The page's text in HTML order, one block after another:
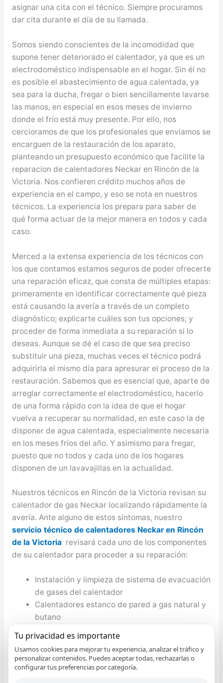
asignar una cita con el técnico. Siempre procuramos
dar cita durante el día de su llamada.
Somos siendo conscientes de la incomodidad que
supone tener deteriorado el calentador, ya que es un
electrodoméstico indispensable en el hogar. Sin él no
es posible el abastecimiento de agua calentada, ya
sea para la ducha, fregar o bien sencillamente lavarse
las manos, en especial en esos meses de invierno
donde el frío está muy presente. Por ello, nos
cercioramos de que los profesionales que enviamos se
encarguen de la restauración de los aparato,
planteando un presupuesto económico que facilite la
reparacion de calentadores Neckar en Rincón de la
Victoria. Nos confieren crédito muchos años de
experiencia en el campo, y eso se nota en nuestros
técnicos. La experiencia los prepara para saber de
qué forma actuar de la mejor manera en todos y cada
caso.
Merced a la extensa experiencia de los técnicos con
los que contamos estamos seguros de poder ofrecerte
una reparación eficaz, que consta de múltiples etapas:
primeramente en identificar correctamente qué pieza
está causando la avería a través de un completo
diagnóstico; explicarte cuáles son tus opciones; y
proceder de forma inmediata a su reparación si lo
deseas. Aunque se dé el caso de que sea preciso
substituir una pieza, muchas veces el técnico podrá
adquirirla el mismo día para apresurar el proceso de la
restauración. Sabemos que es esencial que, aparte de
arreglar correctamente el electrodoméstico, hacerlo
de una forma rápido con la idea de que el hogar
vuelva a recuperar su normalidad, en este caso la de
disponer de agua calentada, especialmente necesaria
en los meses fríos del año. Y asimismo para fregar,
puesto que no todos y cada uno de los hogares
disponen de un lavavajillas en la actualidad.
Nuestros técnicos en Rincón de la Victoria revisan su
calentador de gas Neckar localizando rápidamente la
avería. Ante alguno de estos síntomas, nuestro
servicio técnico de calentadores Neckar en Rincón
de la Victoria revisará cada uno de los componentes
de su calentador para proceder a su reparación:
Instalación y limpieza de sistema de evacuación
de gases del calentador
Calentadores estanco de pared a gas natural y
butano
de gas
Ofertas en calentadores de gas por
condensación
Tu privacidad es importante
Usamos cookies para mejorar tu experiencia, analizar el tráfico y
personalizar contenidos. Puedes aceptar todas, rechazarlas o
configurar tus preferencias por categoría.